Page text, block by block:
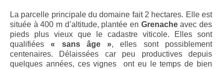
Le Secret des Marchands, Vin de France
rouge sec 2015
Le Secret des Marchands, Côtes Catalanes
rouge sec 2016
La parcelle principale du domaine fait 2 hectares. Elle est
située à 400 m d’altitude, plantée en Grenacheavec des
pieds plus vieux que le cadastre viticole. Elles sont
qualifiées« sans âge », elles sont possiblement
centenaires. Délaissées car peu productives depuis
quelques années, ces vignes ont eu le temps de bien